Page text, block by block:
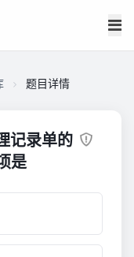
题目详情
记录单的
是